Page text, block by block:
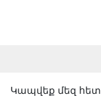
Կապվեք մեզ հետ